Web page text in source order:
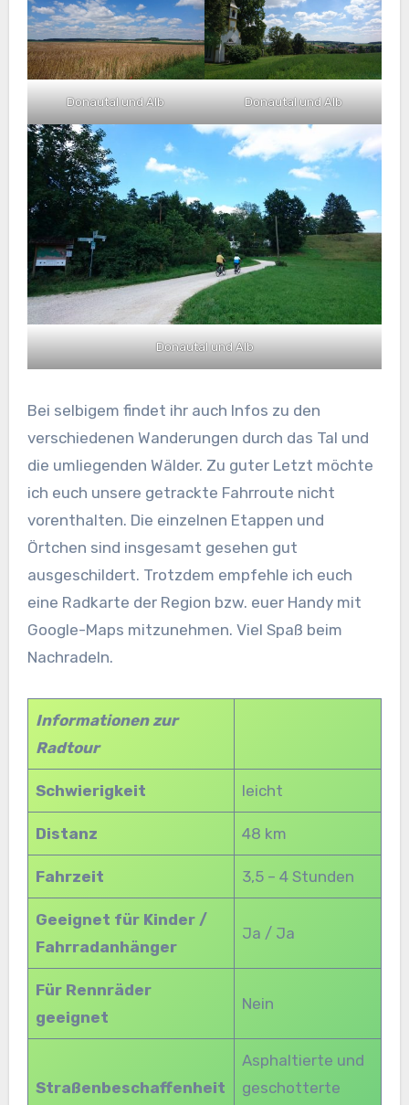
Donautal und Alb Donautal und Alb
Donautal und Alb
Bei selbigem findet ihr auch Infos zu den
verschiedenen Wanderungen durch das Tal und
die umliegenden Wälder. Zu guter Letzt möchte
ich euch unsere getrackte Fahrroute nicht
vorenthalten. Die einzelnen Etappen und
Örtchen sind insgesamt gesehen gut
ausgeschildert. Trotzdem empfehle ich euch
eine Radkarte der Region bzw. euer Handy mit
Google-Maps mitzunehmen. Viel Spaß beim
Nachradeln.
Informationen zur
Radtour
Schwierigkeit leicht
Distanz 48 km
Fahrzeit 3,5 – 4 Stunden
Geeignet für Kinder /
Fahrradanhänger
Ja / Ja
Für Rennräder
geeignet
Nein
Straßenbeschaffenheit
Asphaltierte und
geschotterte